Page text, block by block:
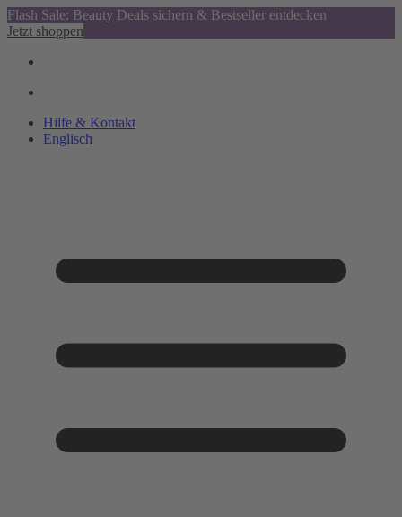
Flash Sale: Beauty Deals sichern & Bestseller entdecken
Jetzt shoppen
Hilfe & Kontakt
Englisch